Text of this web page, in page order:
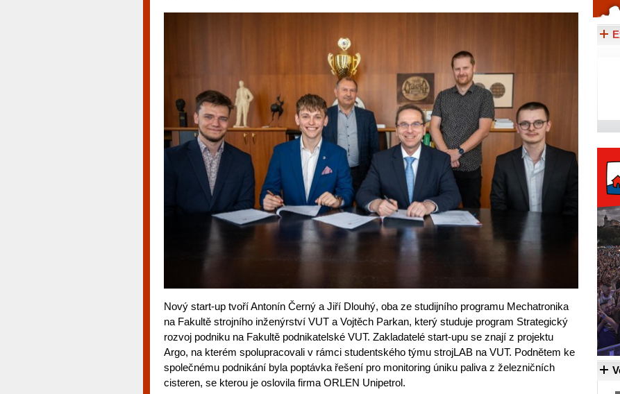
Nový start-up tvoří Antonín Černý a Jiří Dlouhý, oba ze studijního programu Mechatronika
na Fakultě strojního inženýrství VUT a Vojtěch Parkan, který studuje program Strategický
rozvoj podniku na Fakultě podnikatelské VUT. Zakladatelé start-upu se znají z projektu
Argo, na kterém spolupracovali v rámci studentského týmu strojLAB na VUT. Podnětem ke
společnému podnikání byla poptávka řešení pro monitoring úniku paliva z železničních
cisteren, se kterou je oslovila firma ORLEN Unipetrol.